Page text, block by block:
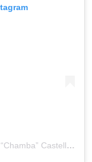
Una publicación compartida por Salvador “Chamba” Castellanos (@salvadorcastellanos)